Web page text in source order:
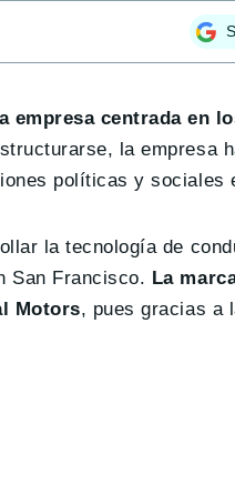
empresa centrada en
la empresa
políticas y sociales
la tecnología de
San Francisco. La
Motors, pues gracias a